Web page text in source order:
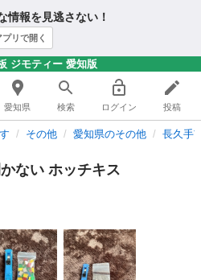
情報を見逃さない！
プリで開く
ジモティー 愛知版
愛知県 検索 ログイン 投稿
その他 愛知県のその他 長久手
ない ホッチキス